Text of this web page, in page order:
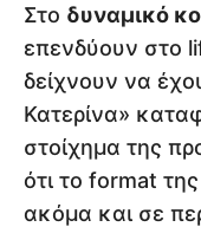
Στο δυναμικό
επενδύουν στο
δείχνουν να
Κατερίνα»
στοίχημα της
ότι το format
ακόμα και σε